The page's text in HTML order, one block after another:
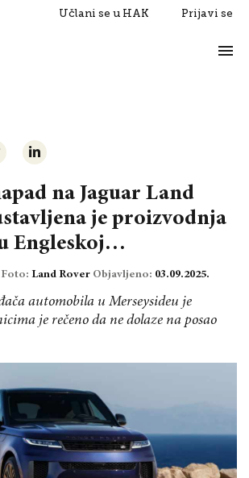
Učlani se u HAK Prijavi se
na Jaguar Land
je proizvodnja
Engleskoj…
Foto: Land Rover Objavljeno: 03.09.2025.
automobila u Merseysideu je
je rečeno da ne dolaze na posao